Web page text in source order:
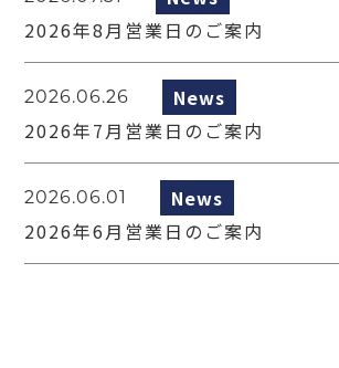
2026年8月営業日のご案内
2026.06.26
News
2026年7月営業日のご案内
2026.06.01
News
2026年6月営業日のご案内